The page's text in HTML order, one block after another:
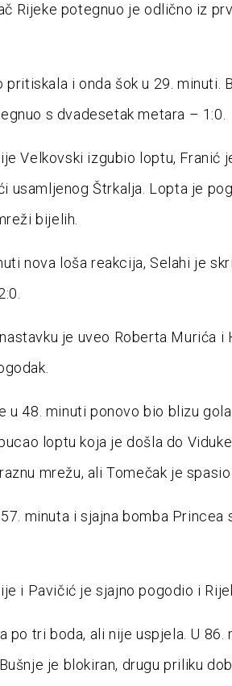
Rijeke potegnuo je odlično iz
pritiskala i onda šok u 29. minuti.
s dvadesetak metara – 1:0.
Velkovski izgubio loptu, Franić
usamljenog Štrkalja. Lopta je
bijelih.
nova loša reakcija, Selahi je
je uveo Roberta Murića i
u 48. minuti ponovo bio blizu
loptu koja je došla do
mrežu, ali Tomečak je spasio
minuta i sjajna bomba Princea
i Pavičić je sjajno pogodio i
po tri boda, ali nije uspjela. U
je blokiran, drugu priliku